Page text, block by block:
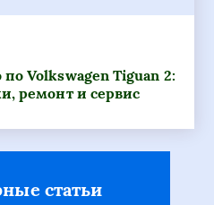
Volkswagen Tiguan 2:
ремонт и сервис
статьи